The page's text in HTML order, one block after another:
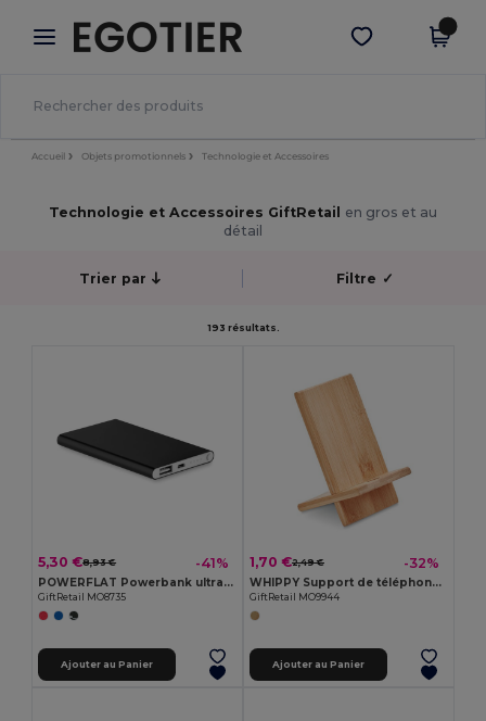
× Appli Egotier
Meilleurs prix sur l’app !
Obtenir l'appli
Accueil Objets promotionnels Technologie et Accessoires
Technologie et Accessoires GiftRetail en gros et au
détail
Trier par Filtre ✓
193 résultats.
5,30 €8,93 € -41%
POWERFLAT Powerbank ultra plat 4000 mAh
GiftRetail MO8735
Ajouter au Panier
1,70 €2,49 € -32%
WHIPPY Support de téléphone en bambou
GiftRetail MO9944
Ajouter au Panier